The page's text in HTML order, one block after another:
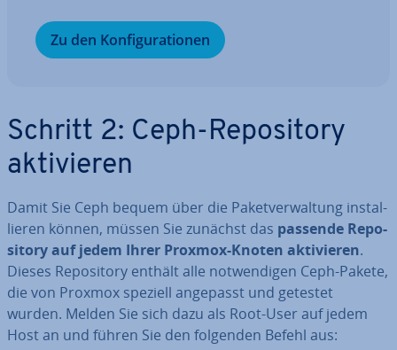
Zu den Kon­fi­gu­ra­tio­nen
Schritt 2: Ceph-Re­po­si­to­ry
ak­ti­vie­ren
Damit Sie Ceph bequem über die Pa­ket­ver­wal­tung in­stal­
lie­ren können, müssen Sie zunächst das passende Re­po­
si­to­ry auf jedem Ihrer Proxmox-Knoten ak­ti­vie­ren.
Dieses Re­po­si­to­ry enthält alle not­wen­di­gen Ceph-Pakete,
die von Proxmox speziell angepasst und getestet
wurden. Melden Sie sich dazu als Root-User auf jedem
Host an und führen Sie den folgenden Befehl aus: